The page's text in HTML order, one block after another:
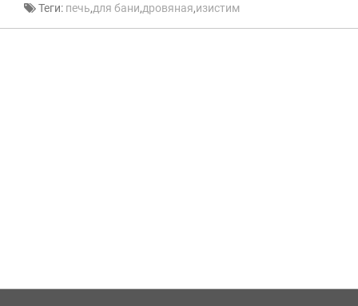
Теги: печь,для бани,дровяная,изистим